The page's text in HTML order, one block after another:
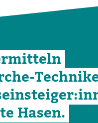
Hasen.